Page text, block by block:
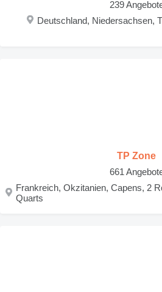
239
Deutschland, Niedersachsen,
TP Zone
661
Frankreich, Okzitanien, Capens, 2
Quarts